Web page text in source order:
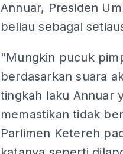
Annuar, Presiden
beliau sebagai
"Mungkin pucuk
berdasarkan suara
tingkah laku Annuar
memastikan tidak
Parlimen Ketereh